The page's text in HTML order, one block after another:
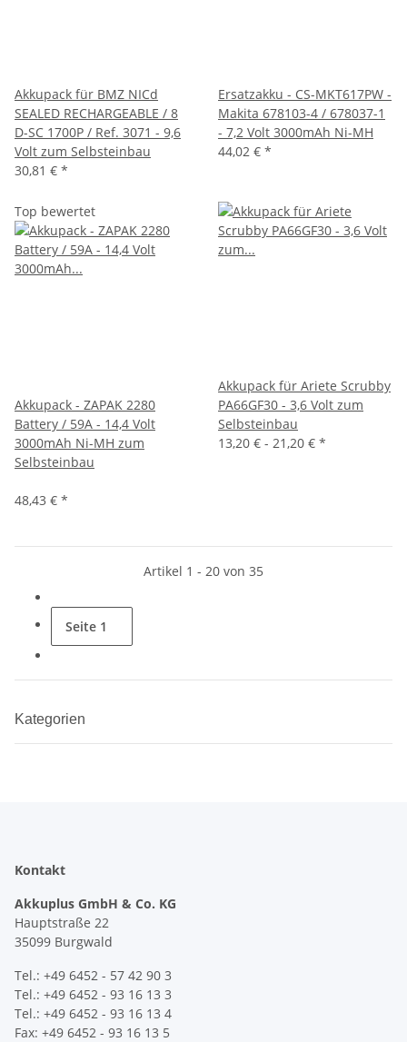
Akkupack für BMZ NICd
SEALED RECHARGEABLE / 8
D-SC 1700P / Ref. 3071 - 9,6
Volt zum Selbsteinbau
30,81 € *
Ersatzakku - CS-MKT617PW -
Makita 678103-4 / 678037-1
- 7,2 Volt 3000mAh Ni-MH
44,02 € *
Top bewertet
Akkupack - ZAPAK 2280
Battery / 59A - 14,4 Volt
3000mAh Ni-MH zum
Selbsteinbau
48,43 € *
Akkupack für Ariete Scrubby
PA66GF30 - 3,6 Volt zum
Selbsteinbau
13,20 € - 21,20 € *
Artikel 1 - 20 von 35
Seite 1
Kategorien
Kontakt
Akkuplus GmbH & Co. KG
Hauptstraße 22
35099 Burgwald
Tel.: +49 6452 - 57 42 90 3
Tel.: +49 6452 - 93 16 13 3
Tel.: +49 6452 - 93 16 13 4
Fax: +49 6452 - 93 16 13 5